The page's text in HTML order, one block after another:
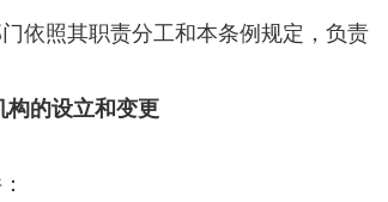
照其职责分工和本条例规定，负责
的设立和变更